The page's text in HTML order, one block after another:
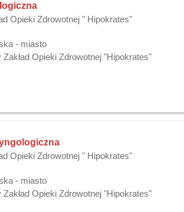
Opieki Zdrowotnej " Hipokrates"
- miasto
Zakład Opieki Zdrowotnej "Hipokrates"
Opieki Zdrowotnej " Hipokrates"
- miasto
Zakład Opieki Zdrowotnej "Hipokrates"